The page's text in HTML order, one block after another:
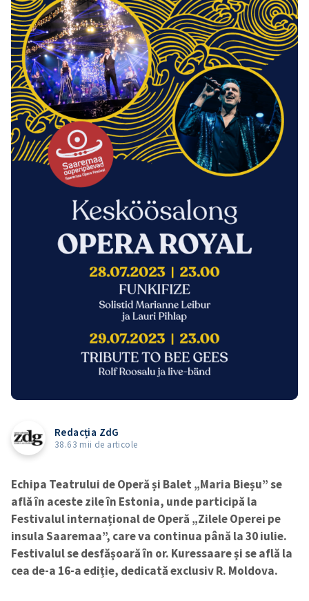
Redacția ZdG
38.63 mii de articole
Echipa Teatrului de Operă și Balet „Maria Bieșu” se
află în aceste zile în Estonia, unde participă la
Festivalul internațional de Operă „Zilele Operei pe
insula Saaremaa”, care va continua până la 30 iulie.
Festivalul se desfășoară în or. Kuressaare și se află la
cea de-a 16-a ediție, dedicată exclusiv R. Moldova.